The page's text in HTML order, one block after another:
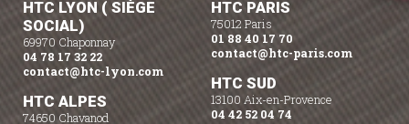
HTC LYON ( SIÈGE
SOCIAL)
69970 Chaponnay
04 78 17 32 22
contact@htc-lyon.com
HTC ALPES
74650 Chavanod
HTC PARIS
75012 Paris
01 88 40 17 70
contact@htc-paris.com
HTC SUD
13100 Aix-en-Provence
04 42 52 04 74